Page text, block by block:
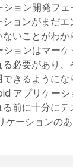
ョン開発フェ
ョンがまだエ
いことがわか
ョンはマーケ
必要があり
きるようにな
アプリケーシ
前に十分に
ーションの